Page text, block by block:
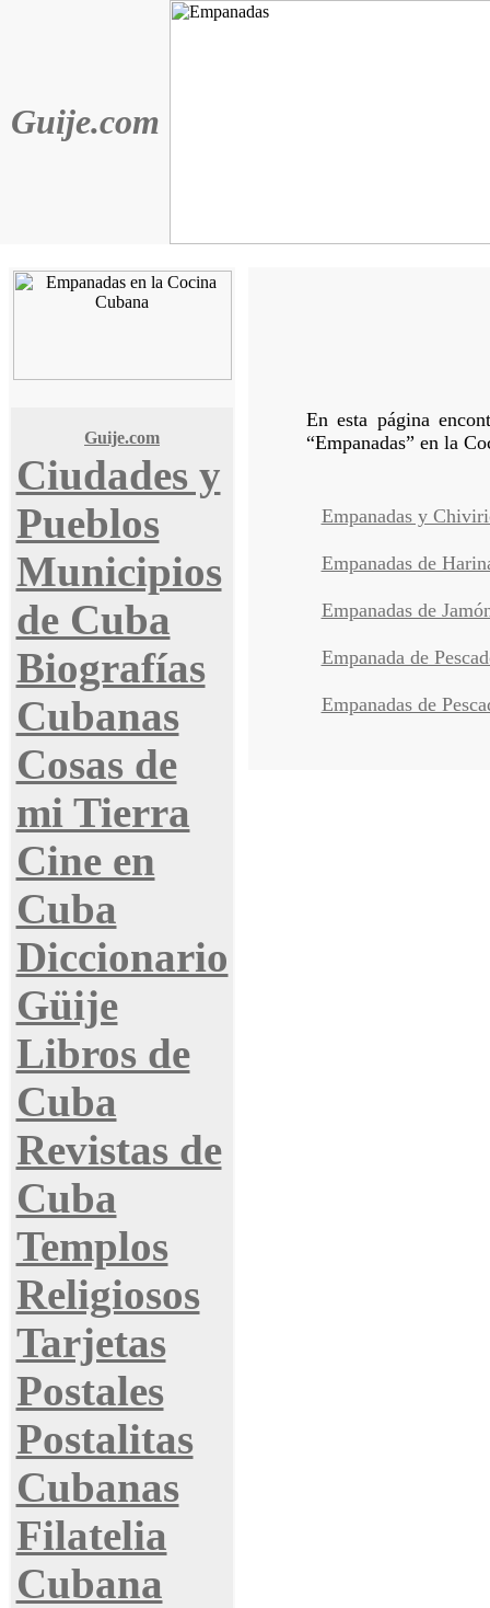
Guije.com
Guije.com
Ciudades y
Pueblos
Municipios
de Cuba
Biografías
Cubanas
Cosas de
mi Tierra
Cine en
Cuba
Diccionario
Güije
Libros de
Cuba
Revistas de
Cuba
Templos
Religiosos
Tarjetas
Postales
Postalitas
Cubanas
Filatelia
Cubana
En esta página
“Empanadas” en la
Empanadas y
Empanadas de
Empanadas de
Empanada de
Empanadas de